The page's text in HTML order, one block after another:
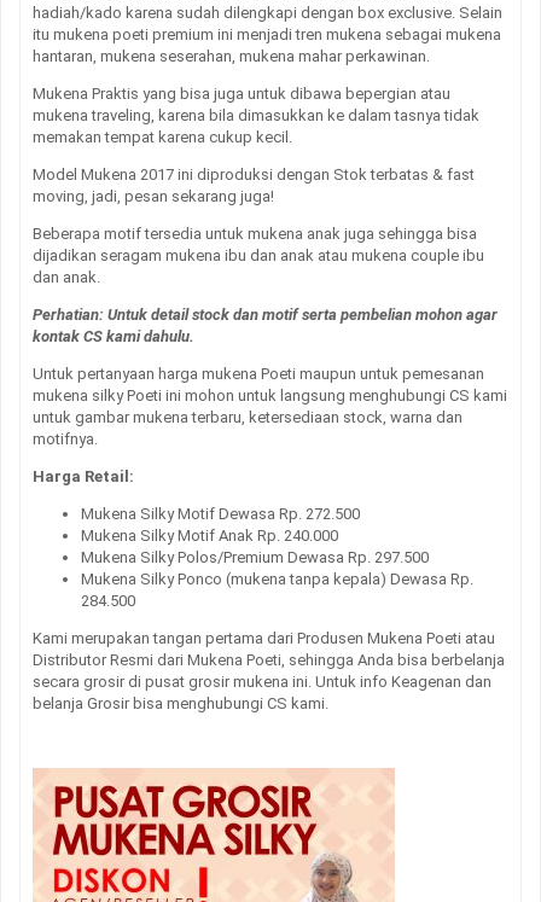
hadiah/kado karena sudah dilengkapi dengan box exclusive. Selain
itu mukena poeti premium ini menjadi tren mukena sebagai mukena
hantaran, mukena seserahan, mukena mahar perkawinan.
Mukena Praktis yang bisa juga untuk dibawa bepergian atau
mukena traveling, karena bila dimasukkan ke dalam tasnya tidak
memakan tempat karena cukup kecil.
Model Mukena 2017 ini diproduksi dengan Stok terbatas & fast
moving, jadi, pesan sekarang juga!
Beberapa motif tersedia untuk mukena anak juga sehingga bisa
dijadikan seragam mukena ibu dan anak atau mukena couple ibu
dan anak.
Perhatian: Untuk detail stock dan motif serta pembelian mohon agar
kontak CS kami dahulu.
Untuk pertanyaan harga mukena Poeti maupun untuk pemesanan
mukena silky Poeti ini mohon untuk langsung menghubungi CS kami
untuk gambar mukena terbaru, ketersediaan stock, warna dan
motifnya.
Harga Retail:
Mukena Silky Motif Dewasa Rp. 272.500
Mukena Silky Motif Anak Rp. 240.000
Mukena Silky Polos/Premium Dewasa Rp. 297.500
Mukena Silky Ponco (mukena tanpa kepala) Dewasa Rp.
284.500
Kami merupakan tangan pertama dari Produsen Mukena Poeti atau
Distributor Resmi dari Mukena Poeti, sehingga Anda bisa berbelanja
secara grosir di pusat grosir mukena ini. Untuk info Keagenan dan
belanja Grosir bisa menghubungi CS kami.